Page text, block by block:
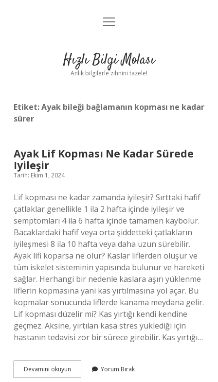
Anasayfa
Yasal Uyarı
menüyü
Hızlı Bilgi Molası
Anlık bilgilerle zihnini tazele!
Etiket:Ayak bileği bağlamanın kopması ne kadar
sürer
Ayak Lif Kopması Ne Kadar Sürede
Iyileşir
Tarih: Ekim 1, 2024
Lif kopması ne kadar zamanda iyileşir? Sırttaki hafif
çatlaklar genellikle 1 ila 2 hafta içinde iyileşir ve
semptomları 4 ila 6 hafta içinde tamamen kaybolur.
Bacaklardaki hafif veya orta şiddetteki çatlakların
iyileşmesi 8 ila 10 hafta veya daha uzun sürebilir.
Ayak lifi koparsa ne olur? Kaslar liflerden oluşur ve
tüm iskelet sisteminin yapısında bulunur ve hareketi
sağlar. Herhangi bir nedenle kaslara aşırı yüklenme
liflerin kopmasına yani kas yırtılmasına yol açar. Bu
kopmalar sonucunda liflerde kanama meydana gelir.
Lif kopması düzelir mi? Kas yırtığı kendi kendine
geçmez. Aksine, yırtılan kasa stres yüklediği için
hastanın tedavisi zor bir sürece girebilir. Kas yırtığı…
Devamını okuyun
Lif
Yorum Bırak